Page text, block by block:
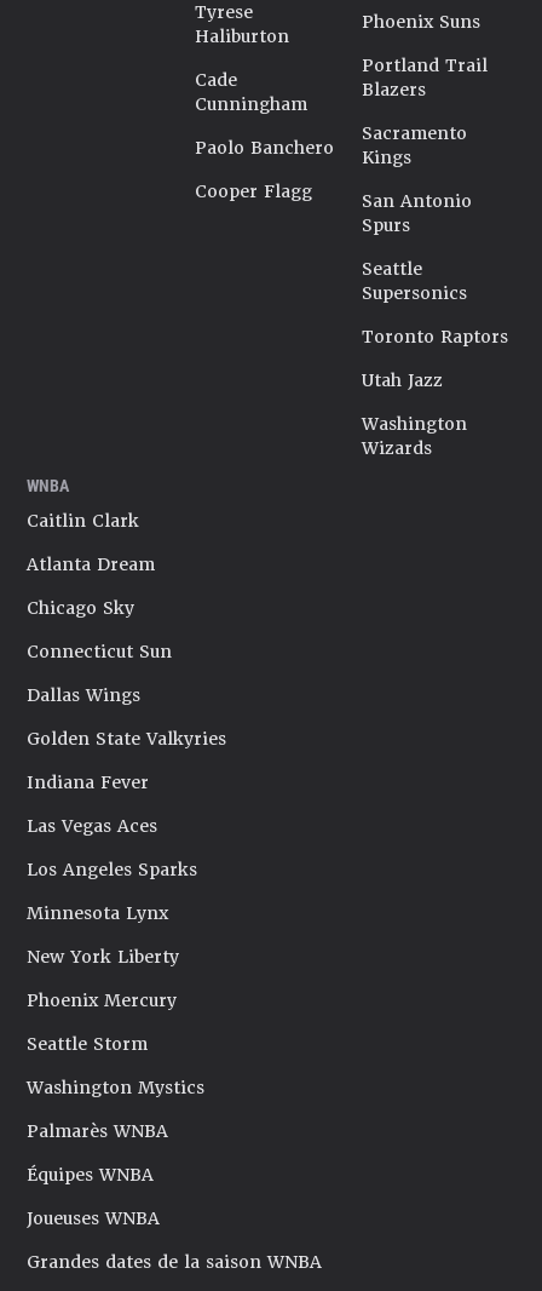
Tyrese
Haliburton
Cade
Cunningham
Paolo Banchero
Cooper Flagg
Phoenix Suns
Portland Trail
Blazers
Sacramento
Kings
San Antonio
Spurs
Seattle
Supersonics
Toronto Raptors
Utah Jazz
Washington
Wizards
WNBA
Caitlin Clark
Atlanta Dream
Chicago Sky
Connecticut Sun
Dallas Wings
Golden State Valkyries
Indiana Fever
Las Vegas Aces
Los Angeles Sparks
Minnesota Lynx
New York Liberty
Phoenix Mercury
Seattle Storm
Washington Mystics
Palmarès WNBA
Équipes WNBA
Joueuses WNBA
Grandes dates de la saison WNBA